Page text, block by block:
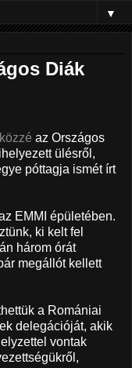
▼
Diák
az Országos
ülésről,
póttagja ismét írt
EMMI épületében.
ki kelt fel
három órát
megállót kellett
a Romániai
delegációját, akik
vontak